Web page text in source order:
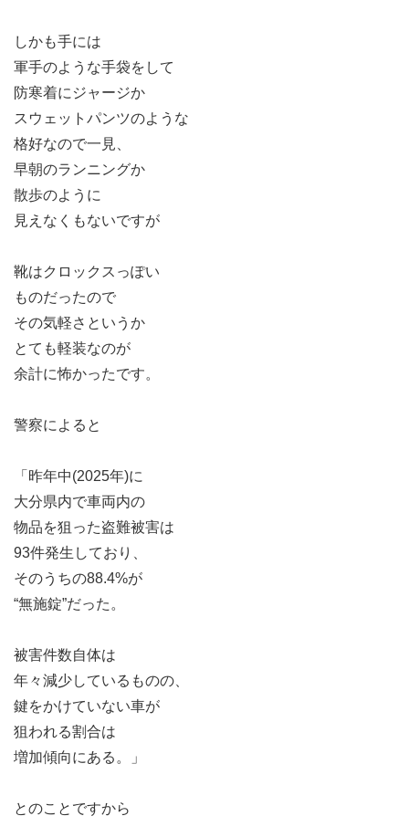
しかも手には
軍手のような手袋をして
防寒着にジャージか
スウェットパンツのような
格好なので一見、
早朝のランニングか
散歩のように
見えなくもないですが
靴はクロックスっぽい
ものだったので
その気軽さというか
とても軽装なのが
余計に怖かったです。
警察によると
「昨年中(2025年)に
大分県内で車両内の
物品を狙った盗難被害は
93件発生しており、
そのうちの88.4%が
“無施錠”だった。
被害件数自体は
年々減少しているものの、
鍵をかけていない車が
狙われる割合は
増加傾向にある。」
とのことですから